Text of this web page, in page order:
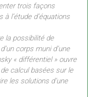
trois façons
à l’étude d’équations
la possibilité de
corps muni d’une
« différentiel » ouvre
calcul basées sur le
les solutions d’une